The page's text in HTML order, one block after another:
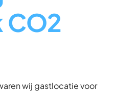
CO2
wij gastlocatie voor